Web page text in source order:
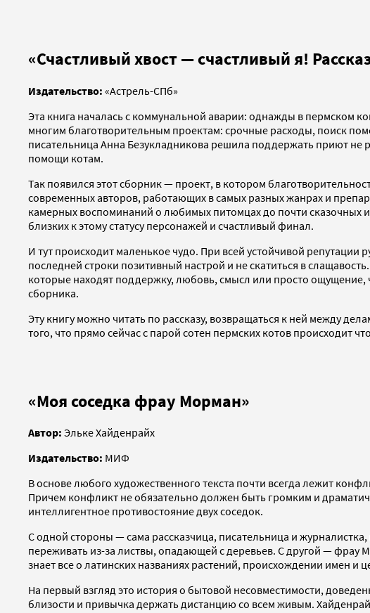
«Счастливый хвост — счастливый я!
Издательство: «Астрель-СПб»
Эта книга началась с коммунальной аварии: однажды в пермском
многим благотворительным проектам: срочные расходы, поиск
писательница Анна Безукладникова решила поддержать приют
помощи котам.
Так появился этот сборник — проект, в котором
современных авторов, работающих в самых разных жанрах и
камерных воспоминаний о любимых питомцах до почти сказочных
близких к этому статусу персонажей и счастливый финал.
И тут происходит маленькое чудо. При всей устойчивой репутации
последней строки позитивный настрой и не скатиться в
которые находят поддержку, любовь, смысл или просто ощущение,
сборника.
Эту книгу можно читать по рассказу, возвращаться к ней между
того, что прямо сейчас с парой сотен пермских котов происходит
«Моя соседка фрау Морман»
Автор: Эльке Хайденрайх
Издательство: МИФ
В основе любого художественного текста почти всегда лежит
Причем конфликт не обязательно должен быть громким и
интеллигентное противостояние двух соседок.
С одной стороны — сама рассказчица, писательница и
переживать из-за листвы, опадающей с деревьев. С другой — фрау
знает все о латинских названиях растений, происхождении имен
На первый взгляд это история о бытовой несовместимости,
близости и привычка держать дистанцию со всем живым.